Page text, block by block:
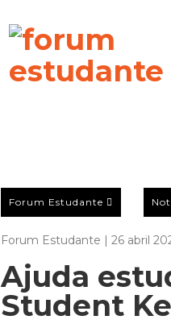
Forum Estudante
Forum Estudante | 26 abril
Ajuda
Student